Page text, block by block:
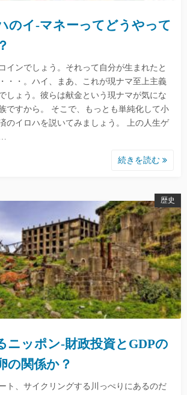
のイ-マネーってどうやって
インでしょう。それって自分が生まれたと
・・。ハイ、まあ、これが現ナマ至上主義
しょう。彼らは献金という現ナマが気にな
ですから。 そこで、もっとも単純化して小
のイロハを説いてみましょう。 上の人生ゲ
続きを読む
歴史
ニッポン-財政投資とGDPの
の関係か？
ト、サイクリングする川っぺりにあるのだ